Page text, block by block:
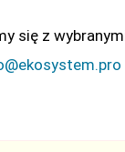
się z